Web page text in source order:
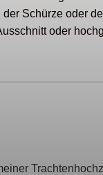
Schürze oder
oder